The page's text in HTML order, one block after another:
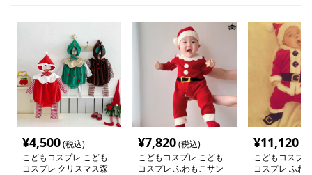
¥4,500(税込)
こどもコスプレ こども
コスプレ クリスマス森
¥7,820(税込)
こどもコスプレ こども
コスプレ ふわもこサン
¥11,120
こどもコスプ
コスプレ ふわ